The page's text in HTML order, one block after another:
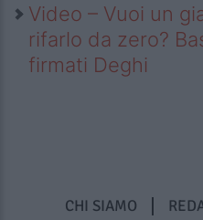
Video – Vuoi un
rifarlo da zero?
firmati Deghi
CHI SIAMO